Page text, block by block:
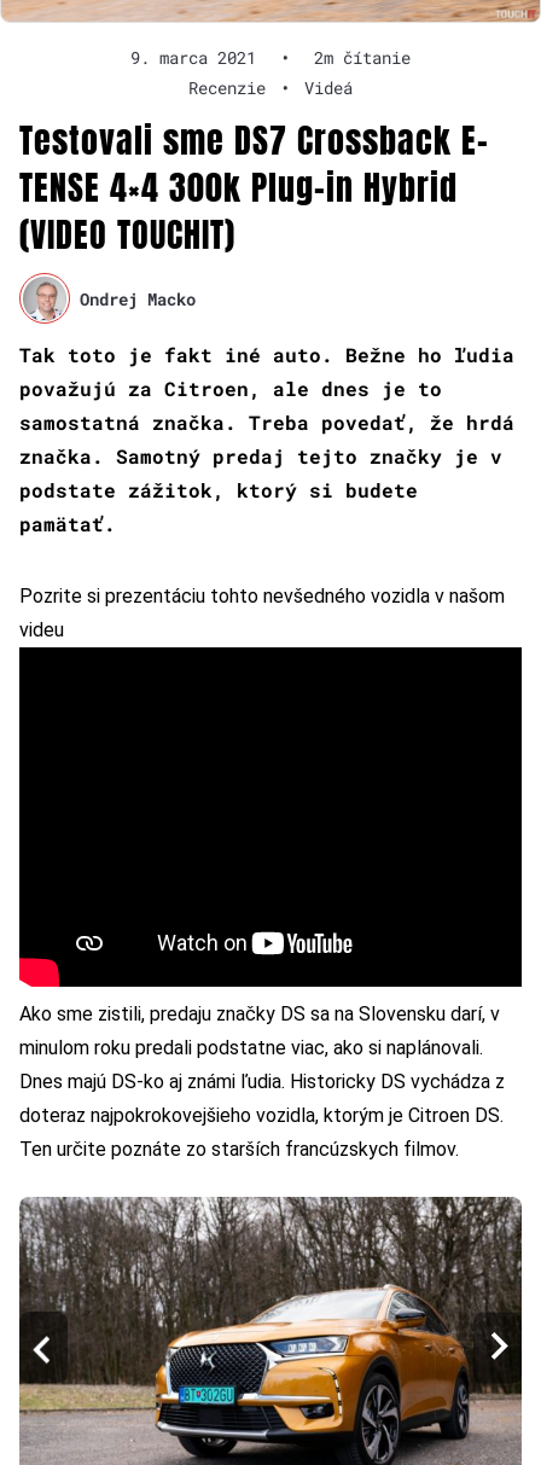
9. marca 2021 •
2m čítanie
Recenzie
• Videá
Testovali sme DS7 Crossback E-
TENSE 4×4 300k Plug-in Hybrid
(VIDEO TOUCHIT)
Ondrej Macko
Tak toto je fakt iné auto. Bežne ho ľudia
považujú za Citroen, ale dnes je to
samostatná značka. Treba povedať, že hrdá
značka. Samotný predaj tejto značky je v
podstate zážitok, ktorý si budete
pamätať.
Pozrite si prezentáciu tohto nevšedného vozidla v našom
videu
Ako sme zistili, predaju značky DS sa na Slovensku darí, v
minulom roku predali podstatne viac, ako si naplánovali.
Dnes majú DS-ko aj známi ľudia. Historicky DS vychádza z
doteraz najpokrokovejšieho vozidla, ktorým je Citroen DS.
Ten určite poznáte zo starších francúzskych filmov.